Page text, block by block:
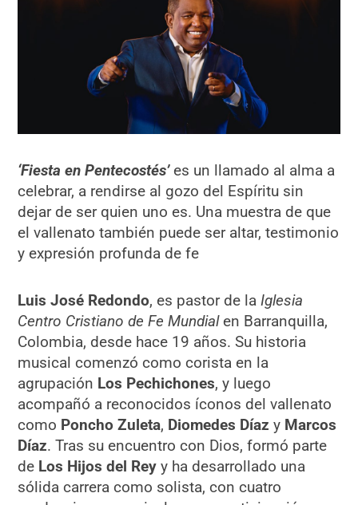
‘Fiesta en Pentecostés’es un llamado al alma a
celebrar, a rendirse al gozo del Espíritu sin
dejar de ser quien uno es. Una muestra de que
el vallenato también puede ser altar, testimonio
y expresión profunda de fe
Luis José Redondo, es pastor de laIglesia
Centro Cristiano de Fe Mundialen Barranquilla,
Colombia, desde hace 19 años. Su historia
musical comenzó como corista en la
agrupación Los Pechichones, y luego
acompañó a reconocidos íconos del vallenato
como Poncho Zuleta, Diomedes Díaz y Marcos
Díaz. Tras su encuentro con Dios, formó parte
de Los Hijos del Rey y ha desarrollado una
sólida carrera como solista, con cuatro